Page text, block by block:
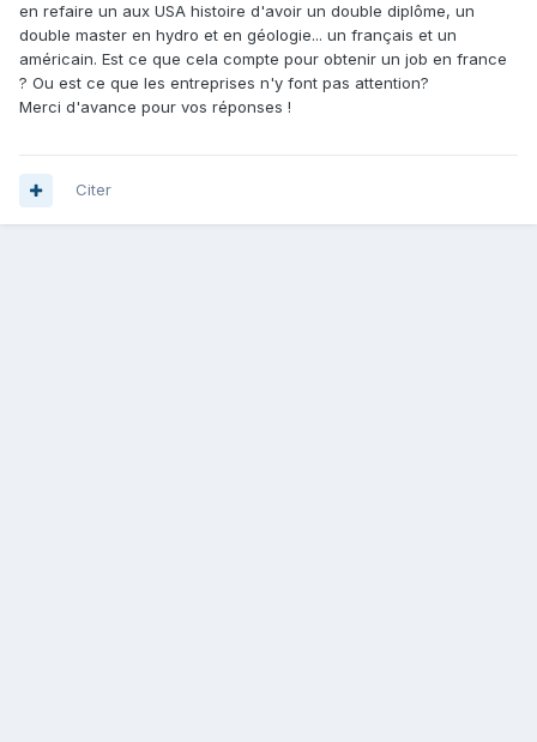
en refaire un aux USA histoire d'avoir un double diplôme, un
double master en hydro et en géologie... un français et un
américain. Est ce que cela compte pour obtenir un job en france
? Ou est ce que les entreprises n'y font pas attention?
Merci d'avance pour vos réponses !
Citer